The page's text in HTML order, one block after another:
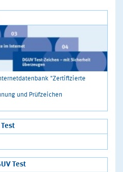
"Zertifizierte
und Prüfzeichen
Test